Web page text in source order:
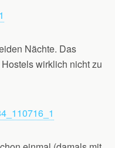
Nächte. Das
wirklich nicht zu